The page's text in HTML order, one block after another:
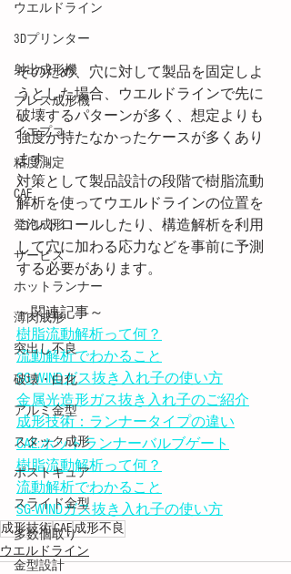
ウエルドライン
3Dプリンター
射出成形機
プレス成形機
イエプコ
粘度測定
CAE
発泡成形
サービス
ホットランナー
薄肉成形
突出し不良
破壊・白化
アルミ金型
スタック成形
ポストキュア
スライド金型
多数個取り
金型設計
そのため、穴に対して製品を固定しよ
うとした場合、ウエルドラインで先に
破壊するパターンが多く、想定よりも
強度が持たなかったケースが多くあり
ます。
対策として製品設計の段階で樹脂流動
解析を使ってウエルドラインの位置を
コントロールしたり、構造解析を利用
して穴に加わる応力などを事前に予測
する必要があります。
～関連記事～
樹脂流動解析って何？
流動解析でわかること
SG-WINDガス抜き入れ子の使い方
金属光造形ガス抜き入れ子のご紹介
成形技術：ランナータイプの違い
CAE:ホットランナーバルブゲート
樹脂流動解析って何？
流動解析でわかること
SG-WINDガス抜き入れ子の使い方
成形技術CAE成形不良
ウエルドライン